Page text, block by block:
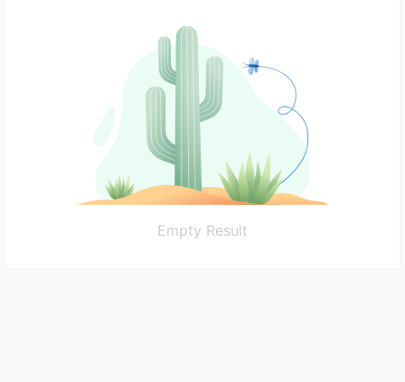
Empty Result